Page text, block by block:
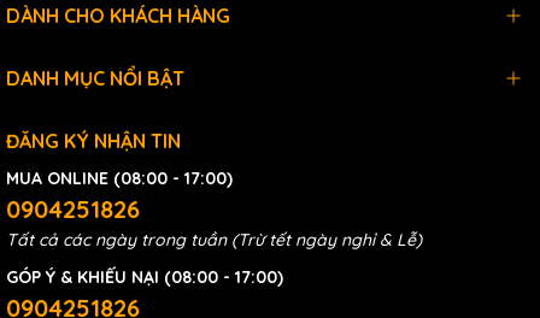
DÀNH CHO KHÁCH HÀNG
DANH MỤC NỔI BẬT
ĐĂNG KÝ NHẬN TIN
MUA ONLINE (08:00 - 17:00)
0904251826
Tất cả các ngày trong tuần (Trừ tết ngày nghỉ & Lễ)
GÓP Ý & KHIẾU NẠI (08:00 - 17:00)
0904251826